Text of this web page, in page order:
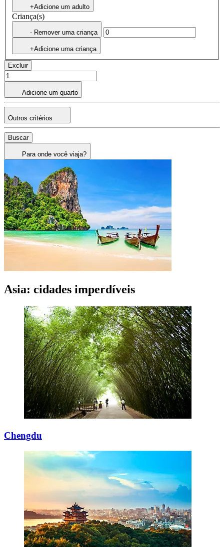
+Adicione um adulto
Criança(s)
- Remover uma criança
+Adicione uma criança
Excluir
Adicione um quarto
Outros critérios
Buscar
Para onde você viaja?
Asia: cidades imperdíveis
Chengdu